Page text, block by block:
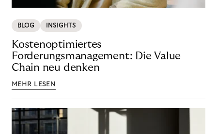
BLOG INSIGHTS
Kostenoptimiertes
Forderungsmanagement: Die Value
Chain neu denken
MEHR LESEN